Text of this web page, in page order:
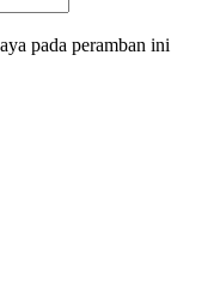
pada peramban ini